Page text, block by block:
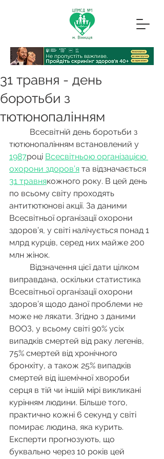
31 травня - день
боротьби з
тютюнопалінням
тютюнопалінням встановлений у
1987році Всесвітньою організацією
охорони здоров’я та відзначається
31 травнякожного року. В цей день
по всьому світу проходять
антитютюнові акції. За даними
Всесвітньої організації охорони
здоров’я, у світі налічується понад 1
млрд курців, серед них майже 200
млн жінок.​
виправдана, оскільки статистика
Всесвітньої організації охорони
здоров’я щодо даної проблеми не
може не лякати. Згідно з даними
ВООЗ, у всьому світі 90% усіх
випадків смертей від раку легенів,
75% смертей від хронічного
бронхіту, а також 25% випадків
смертей від ішемічної хвороби
серця в тій чи іншій мірі викликані
курінням людини. Більше того,
практично кожні 6 секунд у світі
помирає людина, яка курить.
Експерти прогнозують, що
буквально через 10 років цей